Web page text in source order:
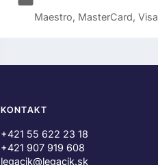
Maestro, MasterCard, Visa
KONTAKT
+421 55 622 23 18
+421 907 919 608
legacik@legacik.sk